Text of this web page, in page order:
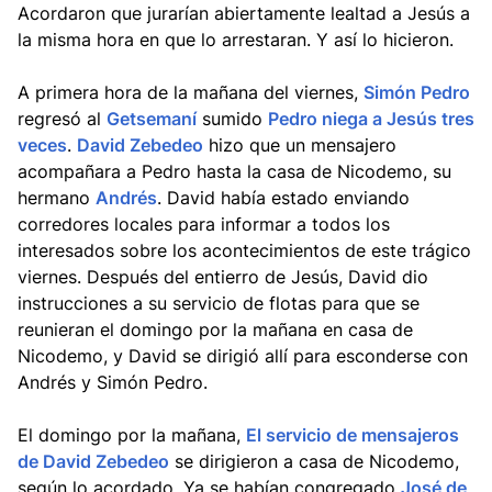
Acordaron que jurarían abiertamente lealtad a Jesús a
la misma hora en que lo arrestaran. Y así lo hicieron.
A primera hora de la mañana del viernes, Simón Pedro
regresó al Getsemanísumido Pedro niega a Jesús tres
veces. David Zebedeo hizo que un mensajero
acompañara a Pedro hasta la casa de Nicodemo, su
hermano Andrés. David había estado enviando
corredores locales para informar a todos los
interesados sobre los acontecimientos de este trágico
viernes. Después del entierro de Jesús, David dio
instrucciones a su servicio de flotas para que se
reunieran el domingo por la mañana en casa de
Nicodemo, y David se dirigió allí para esconderse con
Andrés y Simón Pedro.
El domingo por la mañana, El servicio de mensajeros
de David Zebedeo se dirigieron a casa de Nicodemo,
según lo acordado. Ya se habían congregado José de